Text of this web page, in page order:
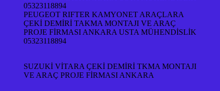
PEUGEOT RIFTER KAMYONET ARAÇLARA
ÇEKİ DEMİRİ TAKMA MONTAJI VE ARAÇ
PROJE FİRMASI ANKARA USTA MÜHENDİSLİK
05323118894
SUZUKİ VİTARA ÇEKİ DEMİRİ TKMA MONTAJI
VE ARAÇ PROJE FİRMASI ANKARA